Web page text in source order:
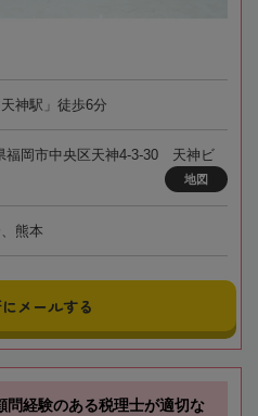
神駅」徒歩6分
福岡市中央区天神4-3-30 天神ビ
地図
熊本
メールする
問経験のある税理士が適切な